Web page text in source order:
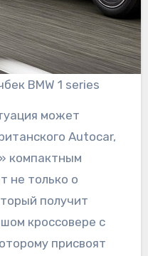
BMW 1 series
может
Autocar,
компактным
не только о
получит
кроссовере с
присвоят